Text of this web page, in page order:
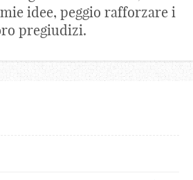
idee, peggio rafforzare i
pregiudizi.